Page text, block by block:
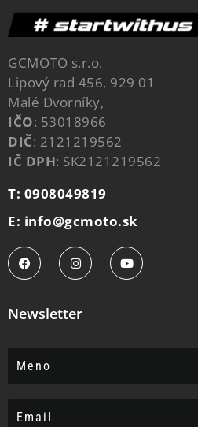
GCMOTO s.r.o.
Lipový rad 456, 929 01
Malé Dvorníky,
IČO: 53018966
DIČ: 2121219562
IČ DPH: SK2121219562
T: 0908049819
E: info@gcmoto.sk
Newsletter